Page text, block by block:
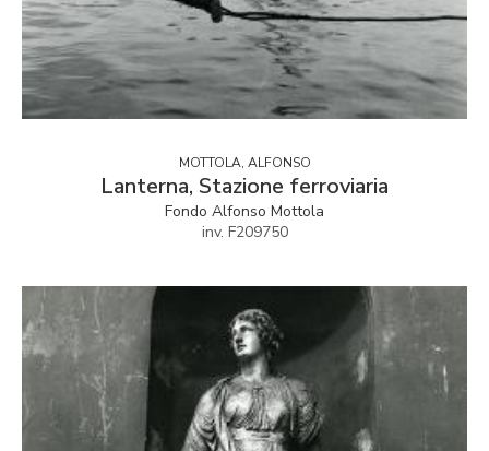
MOTTOLA, ALFONSO
Lanterna, Stazione ferroviaria
Fondo Alfonso Mottola
inv. F209750